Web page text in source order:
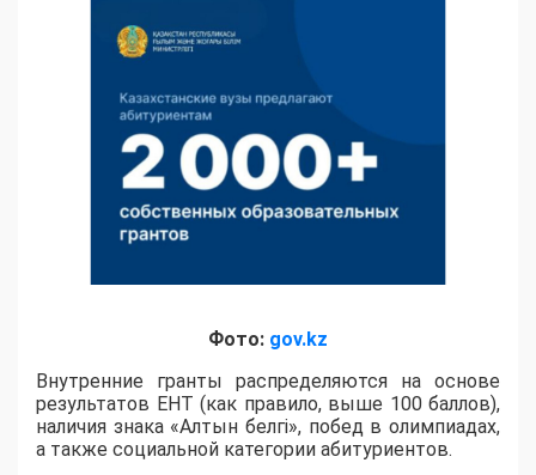
Фото: gov.kz
Внутренние гранты распределяются на основе
результатов ЕНТ (как правило, выше 100 баллов),
наличия знака «Алтын белгі», побед в олимпиадах,
а также социальной категории абитуриентов.